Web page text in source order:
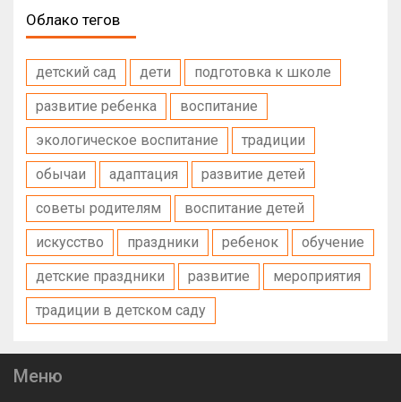
Облако тегов
детский сад дети
подготовка к школе
развитие ребенка
воспитание
экологическое воспитание
традиции
обычаи
адаптация
развитие детей
советы родителям
воспитание детей
искусство
праздники ребенок
обучение
детские праздники
развитие
мероприятия
традиции в детском саду
Меню